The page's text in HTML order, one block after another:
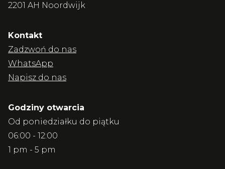
2201 AH Noordwijk
Kontakt
Zadzwoń do nas
WhatsApp
Napisz do nas
Godziny otwarcia
Od poniedziałku do piątku
06:00 - 12:00
1 pm - 5 pm